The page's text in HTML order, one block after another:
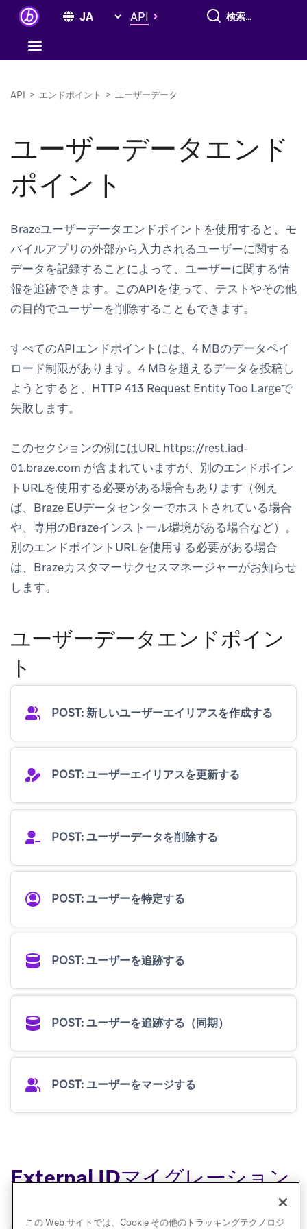
API すべて検索
API > エンドポイント > ユーザーデータ
ユーザーデータエンド
ポイント
Brazeユーザーデータエンドポイントを使用すると、モ
バイルアプリの外部から入力されるユーザーに関する
データを記録することによって、ユーザーに関する情
報を追跡できます。このAPIを使って、テストやその他
の目的でユーザーを削除することもできます。
すべてのAPIエンドポイントには、4 MBのデータペイ
ロード制限があります。4 MBを超えるデータを投稿し
ようとすると、HTTP 413 Request Entity Too Largeで
失敗します。
このセクションの例にはURL https://rest.iad-
01.braze.com が含まれていますが、別のエンドポイン
トURLを使用する必要がある場合もあります（例え
ば、Braze EUデータセンターでホストされている場合
や、専用のBrazeインストール環境がある場合など）。
別のエンドポイントURLを使用する必要がある場合
は、Brazeカスタマーサクセスマネージャーがお知らせ
します。
ユーザーデータエンドポイン
ト
POST: 新しいユーザーエイリアスを作成する
POST: ユーザーエイリアスを更新する
POST: ユーザーデータを削除する
POST: ユーザーを特定する
POST: ユーザーを追跡する
POST: ユーザーを追跡する（同期）
POST: ユーザーをマージする
External IDマイグレーション
この Web サイトでは、Cookie その他のトラッキングテクノロジ